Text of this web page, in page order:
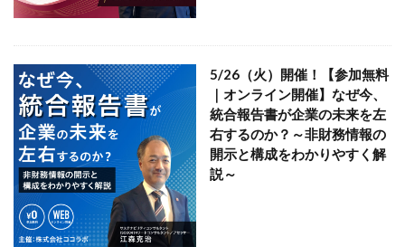
5/26（火）開催！【参加無料
｜オンライン開催】なぜ今、
統合報告書が企業の未来を左
右するのか？～非財務情報の
開示と構成をわかりやすく解
説～
Paratriennale
PeRRY
PHP研究フォーラム
PHP研究所
PISM
PrintNext
puce READYFOR RGB
Scope
Scope1
Scope2 Scope3
SCS評価制度
SDGs
SDGs 入門
SDGs 入門 セミナー
SDGs 入門 セミナー 無料
SDGs3.4
SDGsウォッシュ
SDGｓオンラインセミナー
SDGsセミナー
SDGsセミナーSDGsセミナー